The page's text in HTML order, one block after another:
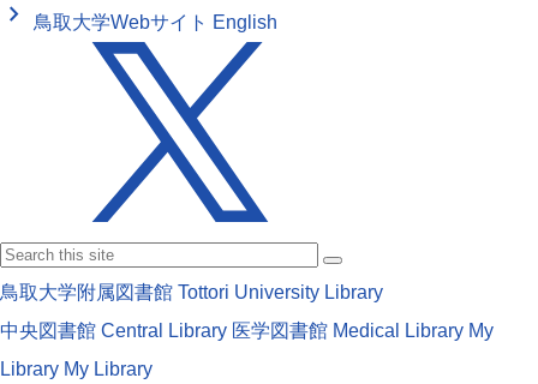
keyboard_arrow_right 鳥取大学Webサイト English
鳥取大学附属図書館 Tottori University Library
中央図書館 Central Library 医学図書館 Medical Library My
Library My Library